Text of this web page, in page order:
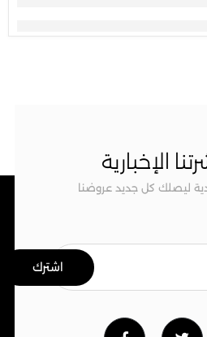
الإخبارية
ليصلك كل جديد عروضنا